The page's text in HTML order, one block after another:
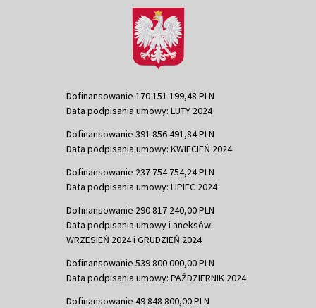
Dofinansowanie 170 151 199,48 PLN
Data podpisania umowy: LUTY 2024
Dofinansowanie 391 856 491,84 PLN
Data podpisania umowy: KWIECIEŃ 2024
Dofinansowanie 237 754 754,24 PLN
Data podpisania umowy: LIPIEC 2024
Dofinansowanie 290 817 240,00 PLN
Data podpisania umowy i aneksów:
WRZESIEŃ 2024 i GRUDZIEŃ 2024
Dofinansowanie 539 800 000,00 PLN
Data podpisania umowy: PAŹDZIERNIK 2024
Dofinansowanie 49 848 800,00 PLN